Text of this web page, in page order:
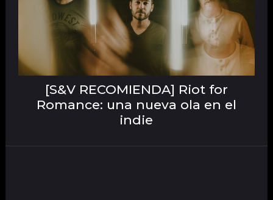
[S&V RECOMIENDA] Riot for
Romance: una nueva ola en el
indie